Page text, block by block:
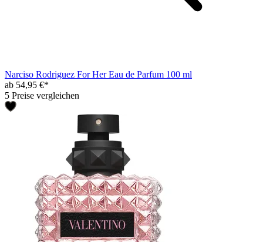
Narciso Rodriguez For Her Eau de Parfum 100 ml
ab 54,95 €*
5 Preise vergleichen